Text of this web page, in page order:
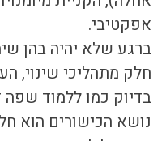
אפקטיבי.
ברגע שלא יהיה בהן
חלק מתהליכי שינוי,
בדיוק כמו ללמוד
נושא הכישורים הוא